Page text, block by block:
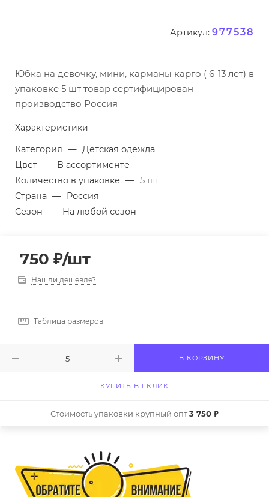
Артикул: 977538
Юбка на девочку, мини, карманы карго ( 6-13 лет) в
упаковке 5 шт товар сертифицирован
производство Россия
Характеристики
Категория — Детская одежда
Цвет — В ассортименте
Количество в упаковке — 5 шт
Страна — Россия
Сезон — На любой сезон
750 ₽/шт
Нашли дешевле?
Таблица размеров
В КОРЗИНУ
КУПИТЬ В 1 КЛИК
Стоимость упаковки крупный опт3 750 ₽